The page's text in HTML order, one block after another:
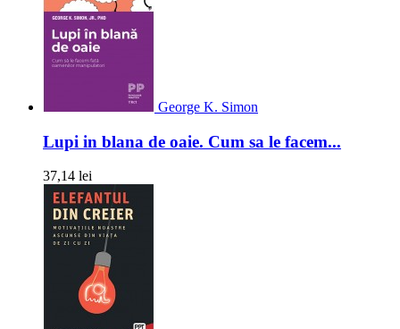
George K. Simon
Lupi in blana de oaie. Cum sa le facem...
37,14 lei